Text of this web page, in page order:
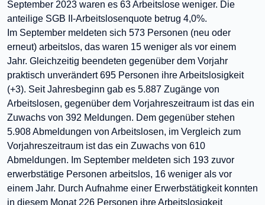
September 2023 waren es 63 Arbeitslose weniger. Die
anteilige SGB II-Arbeitslosenquote betrug 4,0%.
Im September meldeten sich 573 Personen (neu oder
erneut) arbeitslos, das waren 15 weniger als vor einem
Jahr. Gleichzeitig beendeten gegenüber dem Vorjahr
praktisch unverändert 695 Personen ihre Arbeitslosigkeit
(+3). Seit Jahresbeginn gab es 5.887 Zugänge von
Arbeitslosen, gegenüber dem Vorjahreszeitraum ist das ein
Zuwachs von 392 Meldungen. Dem gegenüber stehen
5.908 Abmeldungen von Arbeitslosen, im Vergleich zum
Vorjahreszeitraum ist das ein Zuwachs von 610
Abmeldungen. Im September meldeten sich 193 zuvor
erwerbstätige Personen arbeitslos, 16 weniger als vor
einem Jahr. Durch Aufnahme einer Erwerbstätigkeit konnten
in diesem Monat 226 Personen ihre Arbeitslosigkeit